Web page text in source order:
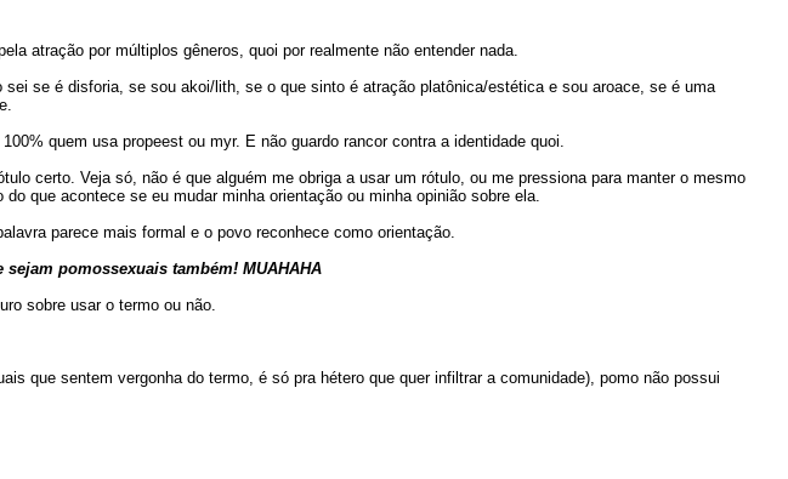
atração por múltiplos gêneros, quoi por realmente não entender nada.
se é disforia, se sou akoi/lith, se o que sinto é atração platônica/estética e sou aroace, se é uma
quem usa propeest ou myr. E não guardo rancor contra a identidade quoi.
certo. Veja só, não é que alguém me obriga a usar um rótulo, ou me pressiona para manter o mesmo
que acontece se eu mudar minha orientação ou minha opinião sobre ela.
parece mais formal e o povo reconhece como orientação.
pomossexuais também! MUAHAHA
sobre usar o termo ou não.
que sentem vergonha do termo, é só pra hétero que quer infiltrar a comunidade), pomo não possui